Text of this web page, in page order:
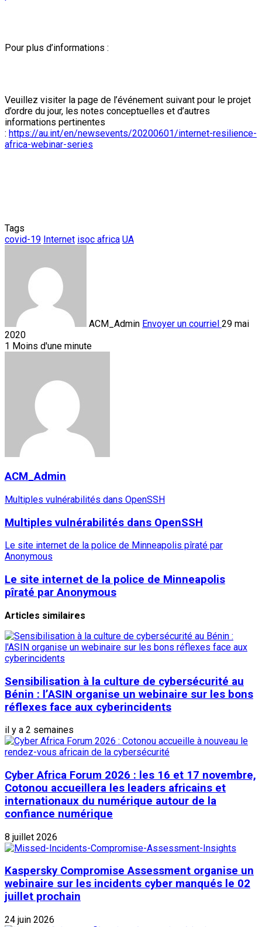
Pour plus d’informations :
Veuillez visiter la page de l’événement suivant pour le projet
d’ordre du jour, les notes conceptuelles et d’autres
informations pertinentes
: https://au.int/en/newsevents/20200601/internet-resilience-
africa-webinar-series
Tags
covid-19 Internet isoc africa UA
ACM_Admin Envoyer un courriel 29 mai
2020
1 Moins d'une minute
ACM_Admin
Multiples vulnérabilités dans OpenSSH
Multiples vulnérabilités dans OpenSSH
Le site internet de la police de Minneapolis pîraté par
Anonymous
Le site internet de la police de Minneapolis
pîraté par Anonymous
Articles similaires
Sensibilisation à la culture de cybersécurité au
Bénin : l’ASIN organise un webinaire sur les bons
réflexes face aux cyberincidents
il y a 2 semaines
Cyber Africa Forum 2026 : les 16 et 17 novembre,
Cotonou accueillera les leaders africains et
internationaux du numérique autour de la
confiance numérique
8 juillet 2026
Kaspersky Compromise Assessment organise un
webinaire sur les incidents cyber manqués le 02
juillet prochain
24 juin 2026